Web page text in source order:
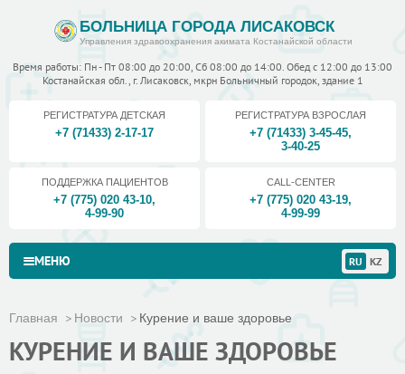
БОЛЬНИЦА ГОРОДА ЛИСАКОВСК
Управления здравоохранения акимата Костанайской области
Время работы: Пн - Пт 08:00 до 20:00, Сб 08:00 до 14:00. Обед с 12:00 до 13:00
Костанайская обл., г. Лисаковск, мкрн Больничный городок, здание 1
РЕГИСТРАТУРА ДЕТСКАЯ
+7 (71433) 2-17-17
РЕГИСТРАТУРА ВЗРОСЛАЯ
+7 (71433) 3-45-45,
3-40-25
ПОДДЕРЖКА ПАЦИЕНТОВ
+7 (775) 020 43-10,
4-99-90
CALL-CENTER
+7 (775) 020 43-19,
4-99-99
МЕНЮ RU KZ
Главная Новости Курение и ваше здоровье
КУРЕНИЕ И ВАШЕ ЗДОРОВЬЕ